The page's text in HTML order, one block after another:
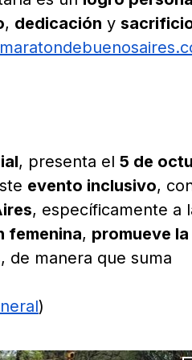
, dedicación y
, presenta el 5 de
evento inclusivo,
, específicamente a
femenina, promueve la
, de manera que suma
)